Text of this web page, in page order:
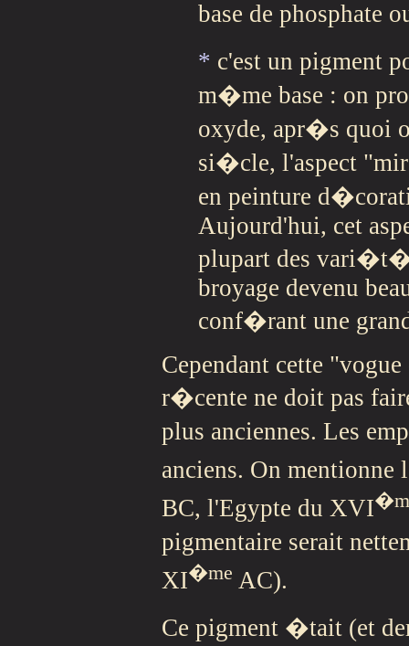
base de phosphate
* c'est un pigment
m�me base : on
oxyde, apr�s quoi
si�cle, l'aspect
en peinture
Aujourd'hui, cet
plupart des
broyage devenu
conf�rant une
Cependant cette
r�cente ne doit pas
plus anciennes. Les
anciens. On
BC, l'Egypte du XVI
pigmentaire serait
XI�me AC).
Ce pigment �tait (et